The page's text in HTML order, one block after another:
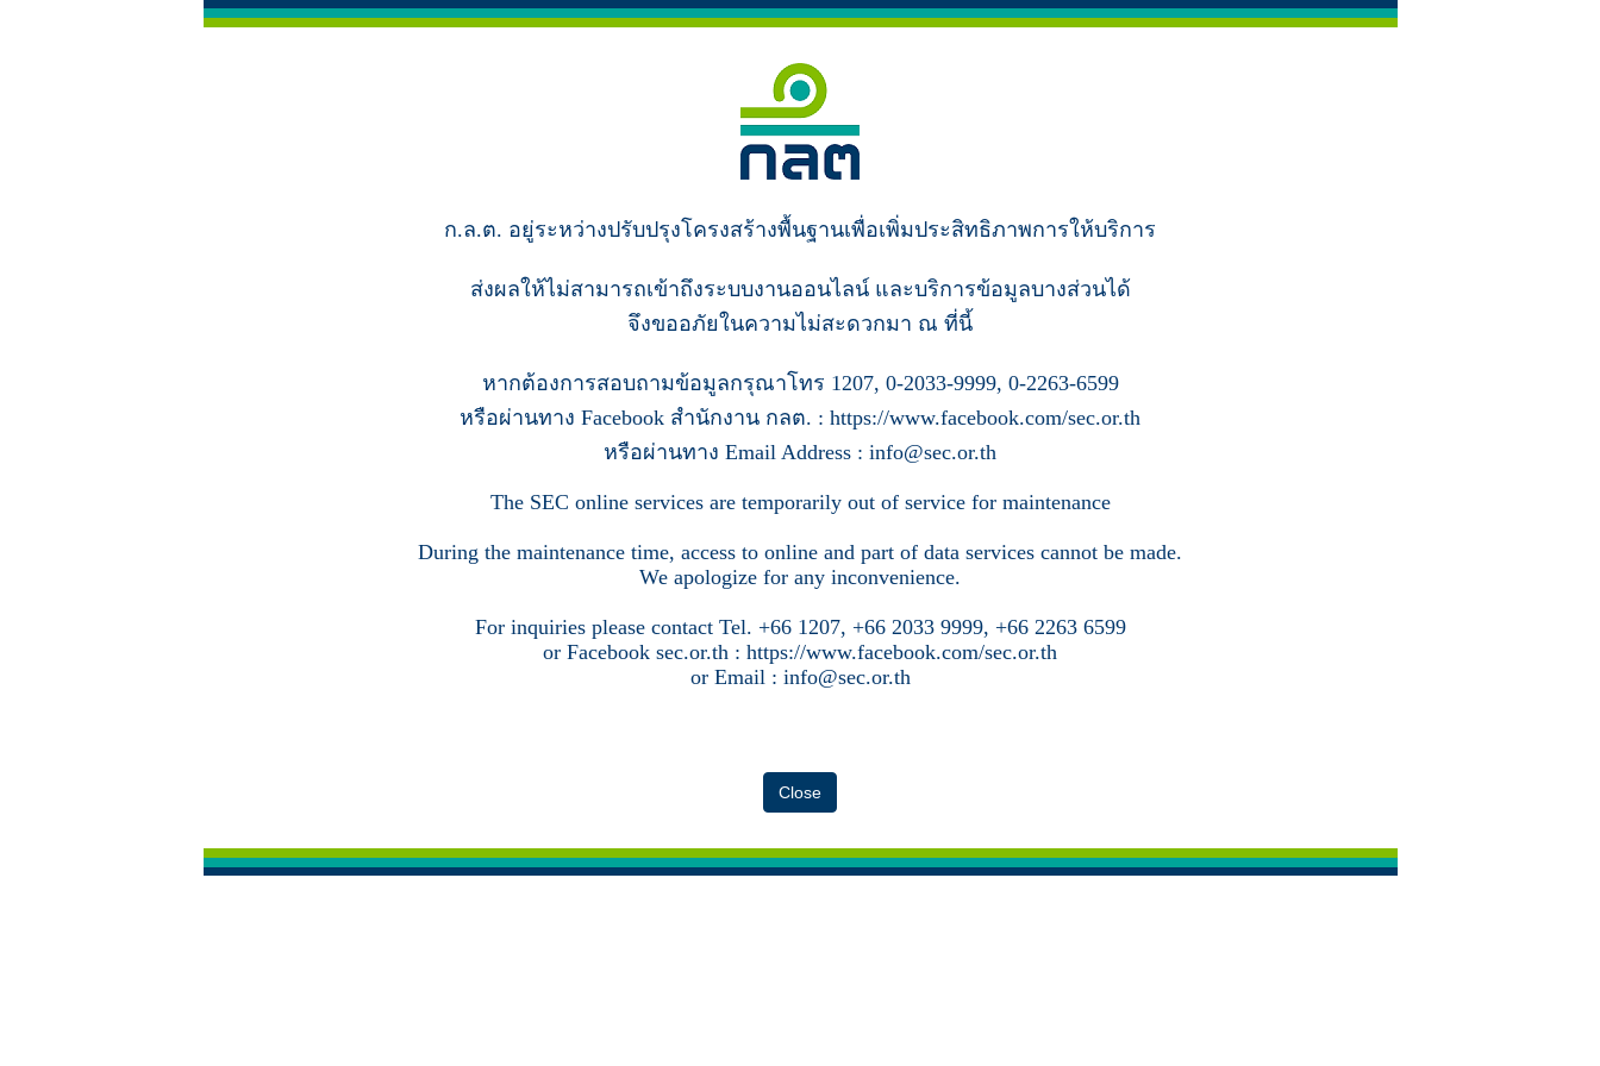
ก.ล.ต. อยู่ระหว่างปรับปรุงโครงสร้างพื้นฐานเพื่อเพิ่มประสิทธิภาพการให้บริการ
ส่งผลให้ไม่สามารถเข้าถึงระบบงานออนไลน์ และบริการข้อมูลบางส่วนได้
จึงขออภัยในความไม่สะดวกมา ณ ที่นี้
หากต้องการสอบถามข้อมูลกรุณาโทร 1207, 0-2033-9999, 0-2263-6599
หรือผ่านทาง Facebook สำนักงาน กลต. : https://www.facebook.com/sec.or.th
หรือผ่านทาง Email Address : info@sec.or.th
The SEC online services are temporarily out of service for maintenance
During the maintenance time, access to online and part of data services cannot be made.
We apologize for any inconvenience.
For inquiries please contact Tel. +66 1207, +66 2033 9999, +66 2263 6599
or Facebook sec.or.th : https://www.facebook.com/sec.or.th
or Email : info@sec.or.th